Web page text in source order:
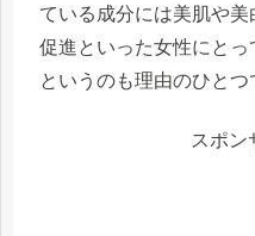
ている成分には美肌や
促進といった女性にと
というのも理由のひとつ
スポン